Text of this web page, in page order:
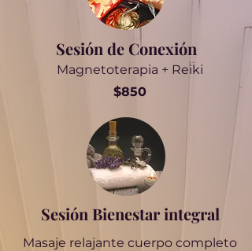
Sesión de Conexión
Magnetoterapia + Reiki
$850
Sesión Bienestar integral
Masaje relajante cuerpo completo